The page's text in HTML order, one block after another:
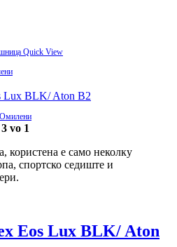
Quick View
Омилени
vo 1
користена е само неколку
спортско седиште и
Eos Lux BLK/ Aton